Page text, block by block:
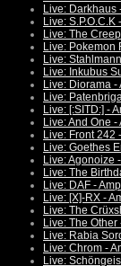
Live: Darkhaus
Live:
Live: The
Live: Pokemon
Live:
Live: Inkubus
Live: Diorama
Live:
Live: [:SITD:] -
Live: And One
Live: Front 242
Live: Goethes
Live: Agonoize
Live: The
Live: DAF -
Live: [X]-RX -
Live: The
Live: The
Live: Rabia
Live: Chrom -
Live: